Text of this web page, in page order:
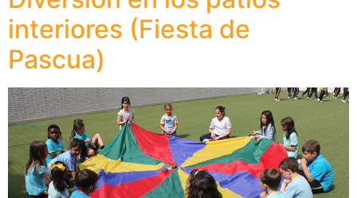
interiores (Fiesta de
Pascua)